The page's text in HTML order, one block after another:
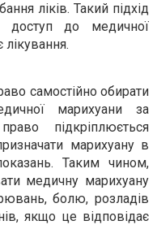
ліків. Такий підхід
доступ до медичної
лікування.
самостійно обирати
марихуани за
підкріплюється
марихуану в
Таким чином,
медичну марихуану
болю, розладів
якщо це відповідає